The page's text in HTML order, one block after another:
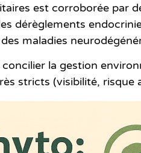
est corroborée par
dérèglements
maladies
la gestion
stricts (visibilité, risque